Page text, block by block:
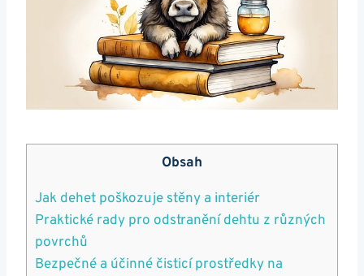
Obsah
Jak dehet poškozuje stěny a​ interiér
Praktické ⁤rady pro odstranění dehtu z různých
povrchů
Bezpečné a ‌účinné čisticí prostředky na